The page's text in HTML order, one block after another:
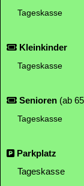
Tageskasse
Kleinkinder
Tageskasse
Senioren (ab
Tageskasse
Parkplatz
Tageskasse